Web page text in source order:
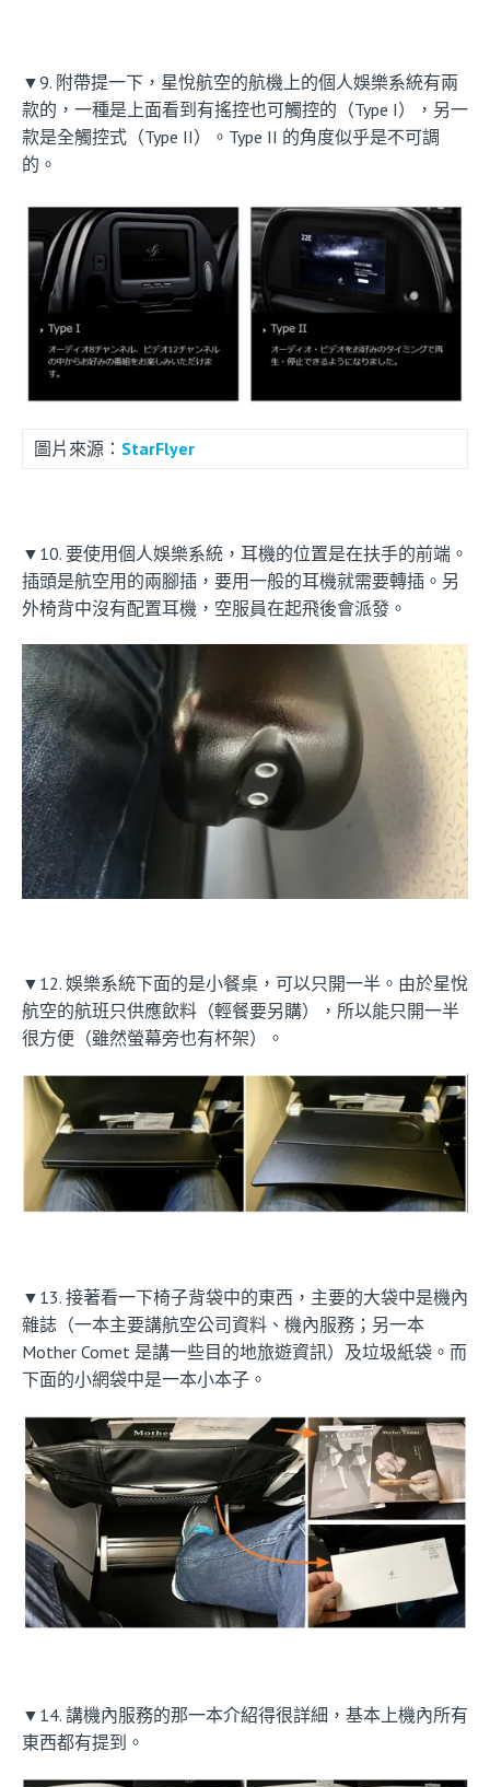
▼9. 附帶提一下，星悅航空的航機上的個人娛樂系統有兩
款的，一種是上面看到有搖控也可觸控的（Type I），另一
款是全觸控式（Type II）。Type II 的角度似乎是不可調
的。
圖片來源： StarFlyer
▼10. 要使用個人娛樂系統，耳機的位置是在扶手的前端。
插頭是航空用的兩腳插，要用一般的耳機就需要轉插。另
外椅背中沒有配置耳機，空服員在起飛後會派發。
▼12. 娛樂系統下面的是小餐桌，可以只開一半。由於星悅
航空的航班只供應飲料（輕餐要另購），所以能只開一半
很方便（雖然螢幕旁也有杯架）。
▼13. 接著看一下椅子背袋中的東西，主要的大袋中是機內
雜誌（一本主要講航空公司資料、機內服務；另一本
Mother Comet 是講一些目的地旅遊資訊）及垃圾紙袋。而
下面的小網袋中是一本小本子。
▼14. 講機內服務的那一本介紹得很詳細，基本上機內所有
東西都有提到。